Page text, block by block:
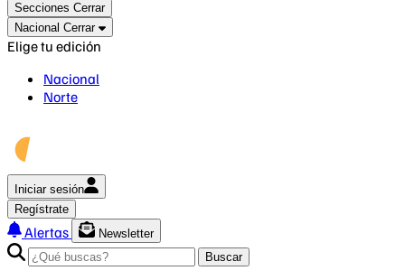
Secciones Cerrar
Nacional Cerrar
Elige tu edición
Nacional
Norte
Iniciar sesión
Regístrate
Alertas
Newsletter
Buscar